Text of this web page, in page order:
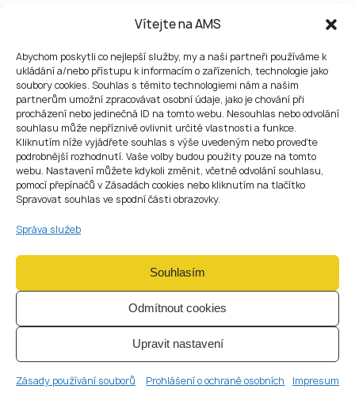
Vítejte na AMS
Abychom poskytli co nejlepší služby, my a naši partneři používáme k
ukládání a/nebo přístupu k informacím o zařízeních, technologie jako
soubory cookies. Souhlas s těmito technologiemi nám a našim
partnerům umožní zpracovávat osobní údaje, jako je chování při
procházení nebo jedinečná ID na tomto webu. Nesouhlas nebo odvolání
souhlasu může nepříznivě ovlivnit určité vlastnosti a funkce.
Kliknutím níže vyjádřete souhlas s výše uvedeným nebo proveďte
podrobnější rozhodnutí. Vaše volby budou použity pouze na tomto
webu. Nastavení můžete kdykoli změnit, včetně odvolání souhlasu,
pomocí přepínačů v Zásadách cookies nebo kliknutím na tlačítko
Spravovat souhlas ve spodní části obrazovky.
Správa služeb
Souhlasím
Odmítnout cookies
Upravit nastavení
Zásady používání souborů
Prohlášení o ochraně osobních
Impresum
DALŠÍSLUŽBY V OBLASTI
AML
AML trénink je pouze jednou částí komplexního
compliance rámce. AMS poskytuje kompletní rozsah
AML služeb pro společnosti působící v České republice
a v celé EU.
01
Odborné AML poradenství — od posouzení použitelnosti
předpisů a výkladu regulatorních povinností až po písemná
stanoviska ke konkrétním compliance otázkám.